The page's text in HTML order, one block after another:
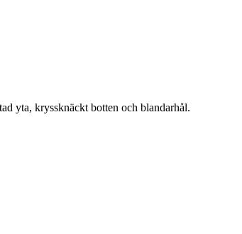
yta, kryssknäckt botten och blandarhål.